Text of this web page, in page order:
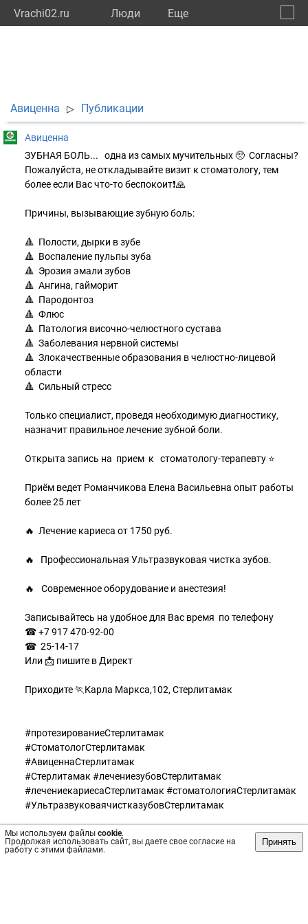
Vrachi02.ru Люди Eще
Мы используем файлы cookie.
Продолжая использовать сайт, вы даете свое согласие на
работу с этими файлами.
Принять
Авиценна ▷ Публикации
Авиценна
ЗУБНАЯ БОЛЬ... одна из самых мучительных 🥺 Согласны?
Пожалуйста, не откладывайте визит к стоматологу, тем
более если Вас что-то беспокоит❗️🙏
Причины, вызывающие зубную боль:
🔺 Полости, дырки в зубе
🔺 Воспаление пульпы зуба
🔺 Эрозия эмали зубов
🔺 Ангина, гайморит
🔺 Пародонтоз
🔺 Флюс
🔺 Патология височно-челюстного сустава
🔺 Заболевания нервной системы
🔺 Злокачественные образования в челюстно-лицевой
области
🔺 Сильный стресс
Только специалист, проведя необходимую диагностику,
назначит правильное лечение зубной боли.
Открыта запись на прием к стоматологу-терапевту ⭐
Приём ведет Романчикова Елена Васильевна опыт работы
более 25 лет
🔥 Лечение кариеса от 1750 руб.
🔥 Профессиональная Ультразвуковая чистка зубов.
🔥⠀Современное оборудование и анестезия!
Записывайтесь на удобное для Вас время по телефону
☎ +7 917 470-92-00
☎ 25-14-17
Или 📩 пишите в Директ
Приходите 🏃Карла Маркса,102, Стерлитамак
#протезированиеСтерлитамак
#СтоматологСтерлитамак
#АвиценнаСтерлитамак
#Стерлитамак #лечениезубовСтерлитамак
#лечениекариесаСтерлитамак #стоматологияСтерлитамак
#УльтразвуковаячистказубовСтерлитамак